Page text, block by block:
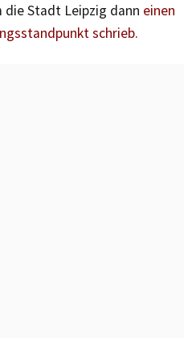
die Stadt Leipzig dann einen
schrieb.